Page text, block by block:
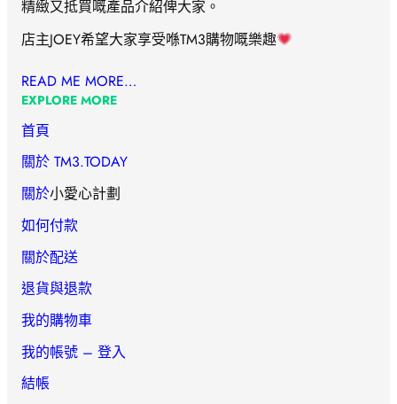
精緻又抵買嘅產品介紹俾大家。
店主JOEY希望大家享受喺TM3購物嘅樂趣
READ ME MORE…
EXPLORE MORE
首頁
關於 TM3.TODAY
關於小愛心計劃
如何付款
關於配送
退貨與退款
我的購物車
我的帳號 – 登入
結帳